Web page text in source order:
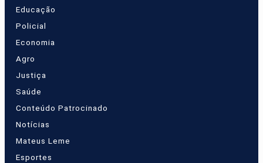
Educação
Policial
Economia
Agro
Justiça
Saúde
Conteúdo Patrocinado
Notícias
Mateus Leme
Esportes